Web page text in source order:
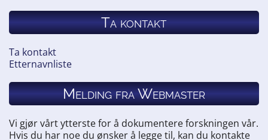
Ta kontakt
Ta kontakt
Etternavnliste
Melding fra Webmaster
Vi gjør vårt ytterste for å dokumentere forskningen vår.
Hvis du har noe du ønsker å legge til, kan du kontakte